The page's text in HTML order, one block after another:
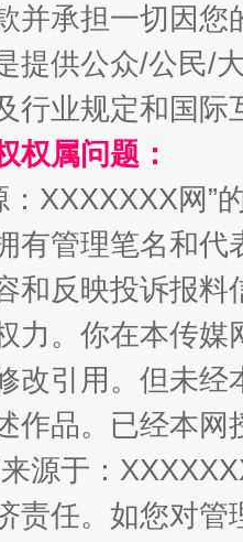
” 如何以
幻境
并承担一切因
提供公众/公民/
行业规定和国
权属问题：
：XXXXXXX网”
有管理笔名和
和反映投诉报
力。你在本传
改引用。但未
作品。已经本
源于：
责任。如您对